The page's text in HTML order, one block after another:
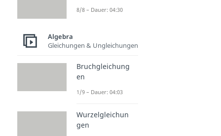
8/8 – Dauer: 04:30
Algebra
Gleichungen & Ungleichungen
Bruchgleichung
en
1/9 – Dauer: 04:03
Wurzelgleichun
gen